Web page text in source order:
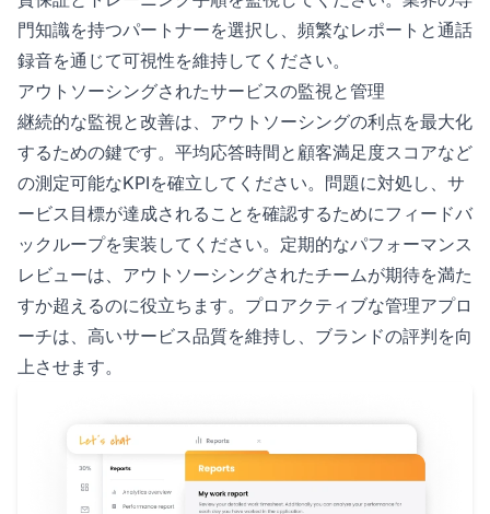
門知識を持つパートナーを選択し、頻繁なレポートと通話
録音を通じて可視性を維持してください。
アウトソーシングされたサービスの監視と管理
継続的な監視と改善は、アウトソーシングの利点を最大化
するための鍵です。平均応答時間と顧客満足度スコアなど
の測定可能なKPIを確立してください。問題に対処し、サ
ービス目標が達成されることを確認するためにフィードバ
ックループを実装してください。定期的なパフォーマンス
レビューは、アウトソーシングされたチームが期待を満た
すか超えるのに役立ちます。プロアクティブな管理アプロ
ーチは、高いサービス品質を維持し、ブランドの評判を向
上させます。